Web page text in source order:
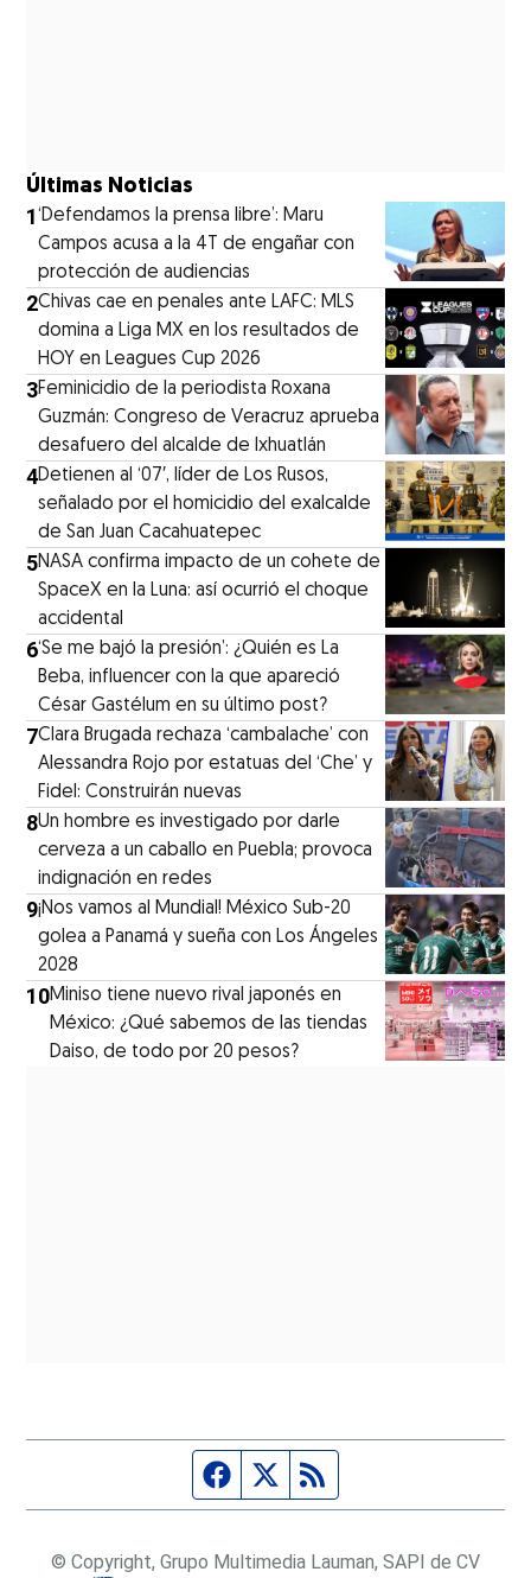
Últimas Noticias
1‘Defendamos la prensa libre’: Maru
Campos acusa a la 4T de engañar con
protección de audiencias
2Chivas cae en penales ante LAFC: MLS
domina a Liga MX en los resultados de
HOY en Leagues Cup 2026
3Feminicidio de la periodista Roxana
Guzmán: Congreso de Veracruz aprueba
desafuero del alcalde de Ixhuatlán
4Detienen al ‘07′, líder de Los Rusos,
señalado por el homicidio del exalcalde
de San Juan Cacahuatepec
5NASA confirma impacto de un cohete de
SpaceX en la Luna: así ocurrió el choque
accidental
6‘Se me bajó la presión’: ¿Quién es La
Beba, influencer con la que apareció
César Gastélum en su último post?
7Clara Brugada rechaza ‘cambalache’ con
Alessandra Rojo por estatuas del ‘Che’ y
Fidel: Construirán nuevas
8Un hombre es investigado por darle
cerveza a un caballo en Puebla; provoca
indignación en redes
9¡Nos vamos al Mundial! México Sub-20
golea a Panamá y sueña con Los Ángeles
2028
10Miniso tiene nuevo rival japonés en
México: ¿Qué sabemos de las tiendas
Daiso, de todo por 20 pesos?
Página de Facebook
Fuente Twitter
© Copyright, Grupo Multimedia Lauman, SAPI de CV